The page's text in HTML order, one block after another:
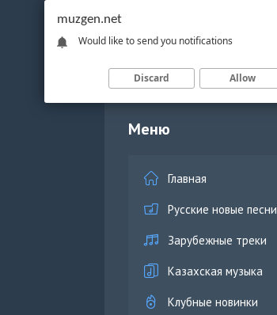
Меню
Главная
Русские новые песни
Зарубежные треки
Казахская музыка
Клубные новинки
muzgen.net
Would like to send you notifications
Discard Allow